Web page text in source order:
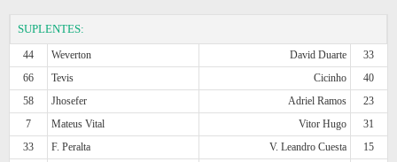
SUPLENTES:
44 Weverton David Duarte
33
66
Tevis Cicinho
40
58
Jhosefer Adriel Ramos
23
7
Mateus Vital Vitor Hugo
31
33
F. Peralta V. Leandro Cuesta
15